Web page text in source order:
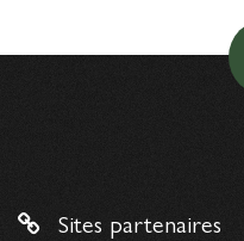
Sites partenaires